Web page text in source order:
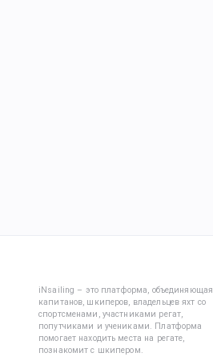
iNsailing – это платформа, объединяющая
капитанов, шкиперов, владельцев яхт со
спортсменами, участниками регат,
попутчиками и учениками. Платформа
помогает находить места на регате,
познакомит с шкипером.